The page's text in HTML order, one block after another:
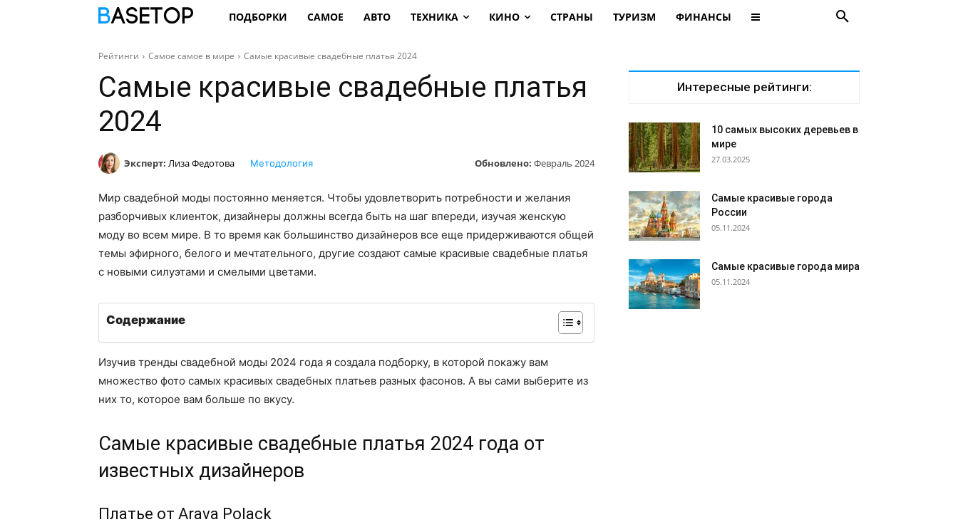
ПОДБОРКИ САМОЕ АВТО ТЕХНИКА КИНО СТРАНЫ ТУРИЗМ ФИНАНСЫ
Рейтинги Самое самое в мире Самые красивые свадебные платья 2024
Самые красивые свадебные платья
2024
Эксперт: Лиза Федотова Обновлено: Февраль 2024
Методология
Мир свадебной моды постоянно меняется. Чтобы удовлетворить потребности и желания
разборчивых клиенток, дизайнеры должны всегда быть на шаг впереди, изучая женскую
моду во всем мире. В то время как большинство дизайнеров все еще придерживаются общей
темы эфирного, белого и мечтательного, другие создают самые красивые свадебные платья
с новыми силуэтами и смелыми цветами.
Содержание
Изучив тренды свадебной моды 2024 года я создала подборку, в которой покажу вам
множество фото самых красивых свадебных платьев разных фасонов. А вы сами выберите из
них то, которое вам больше по вкусу.
Самые красивые свадебные платья 2024 года от
известных дизайнеров
Платье от Arava Polack
Интересные рейтинги:
10 самых высоких деревьев в
мире
27.03.2025
Самые красивые города
России
05.11.2024
Самые красивые города мира
05.11.2024